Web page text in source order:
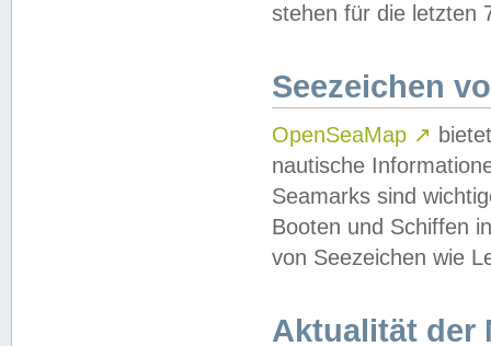
stehen für die letzten
Seezeichen
OpenSeaMap ↗
nautische
Seamarks sind
Booten und Schiffen
von Seezeichen wie
Aktualität der